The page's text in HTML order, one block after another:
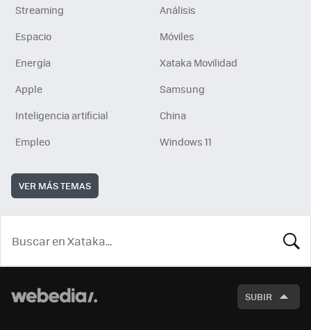
Streaming
Análisis
Espacio
Móviles
Energía
Xataka Movilidad
Apple
Samsung
Inteligencia artificial
China
Empleo
Windows 11
VER MÁS TEMAS
SUBIR